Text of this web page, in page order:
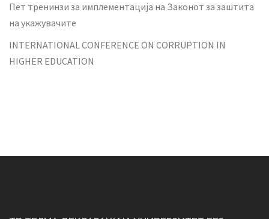
Пет тренинзи за имплементација на Законот за заштита
на укажувачите
INTERNATIONAL CONFERENCE ON CORRUPTION IN
HIGHER EDUCATION